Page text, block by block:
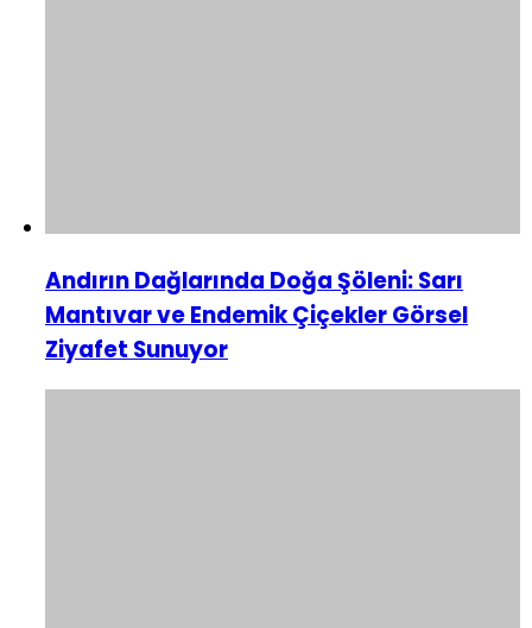
Andırın Dağlarında Doğa Şöleni: Sarı
Mantıvar ve Endemik Çiçekler Görsel
Ziyafet Sunuyor